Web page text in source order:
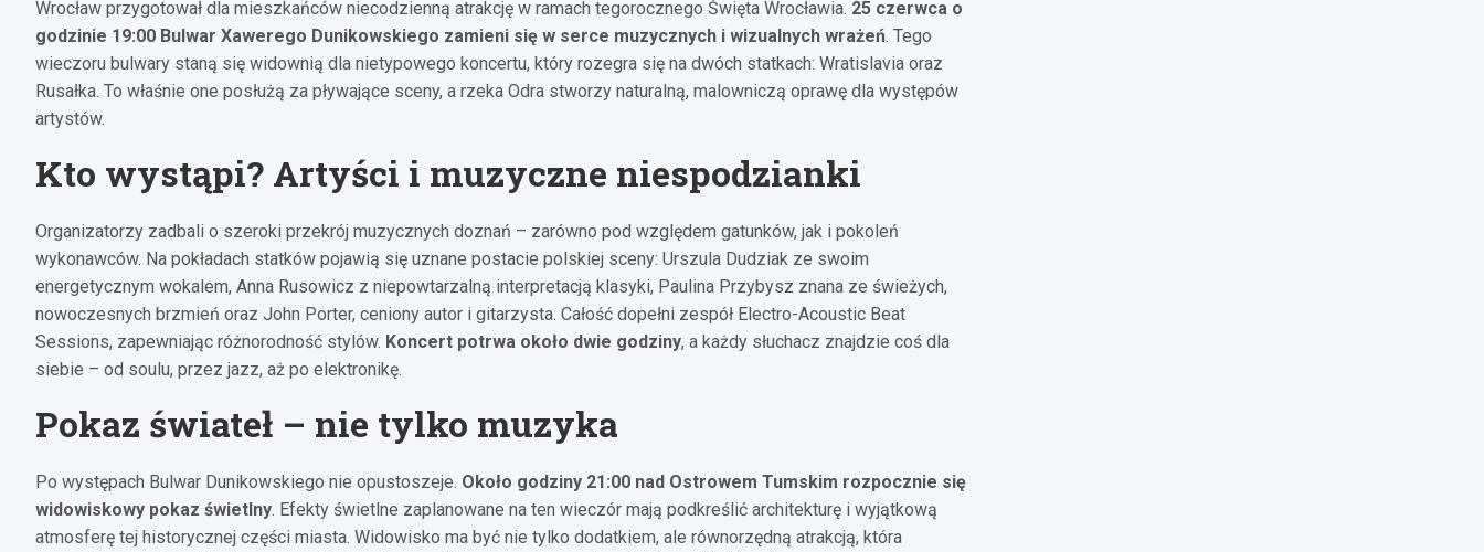
Wrocław przygotował dla mieszkańców niecodzienną atrakcję w ramach tegorocznego Święta Wrocławia. 25 czerwca o
godzinie 19:00 Bulwar Xawerego Dunikowskiego zamieni się w serce muzycznych i wizualnych wrażeń. Tego
wieczoru bulwary staną się widownią dla nietypowego koncertu, który rozegra się na dwóch statkach: Wratislavia oraz
Rusałka. To właśnie one posłużą za pływające sceny, a rzeka Odra stworzy naturalną, malowniczą oprawę dla występów
artystów.
Kto wystąpi? Artyści i muzyczne niespodzianki
Organizatorzy zadbali o szeroki przekrój muzycznych doznań – zarówno pod względem gatunków, jak i pokoleń
wykonawców. Na pokładach statków pojawią się uznane postacie polskiej sceny: Urszula Dudziak ze swoim
energetycznym wokalem, Anna Rusowicz z niepowtarzalną interpretacją klasyki, Paulina Przybysz znana ze świeżych,
nowoczesnych brzmień oraz John Porter, ceniony autor i gitarzysta. Całość dopełni zespół Electro-Acoustic Beat
Sessions, zapewniając różnorodność stylów. Koncert potrwa około dwie godziny, a każdy słuchacz znajdzie coś dla
siebie – od soulu, przez jazz, aż po elektronikę.
Pokaz świateł – nie tylko muzyka
Po występach Bulwar Dunikowskiego nie opustoszeje. Około godziny 21:00 nad Ostrowem Tumskim rozpocznie się
widowiskowy pokaz świetlny. Efekty świetlne zaplanowane na ten wieczór mają podkreślić architekturę i wyjątkową
atmosferę tej historycznej części miasta. Widowisko ma być nie tylko dodatkiem, ale równorzędną atrakcją, która